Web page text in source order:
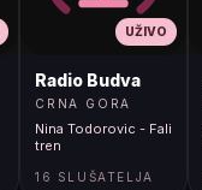
UŽIVO
Radio Budva
CRNA GORA
Nina Todorovic - Fali
tren
16 SLUŠATELJA